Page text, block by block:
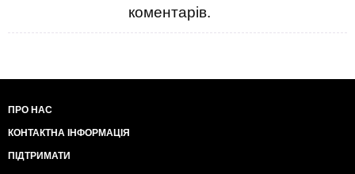
коментарів.
ПРО НАС
КОНТАКТНА ІНФОРМАЦІЯ
ПІДТРИМАТИ